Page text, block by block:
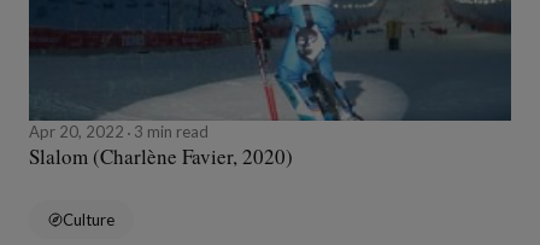
Apr 20, 2022 3 min read
Slalom (Charlène Favier, 2020)
Culture